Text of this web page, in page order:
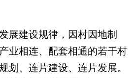
建设规律，因村因地制
业相连、配套相通的若干村
划、连片建设、连片发展。